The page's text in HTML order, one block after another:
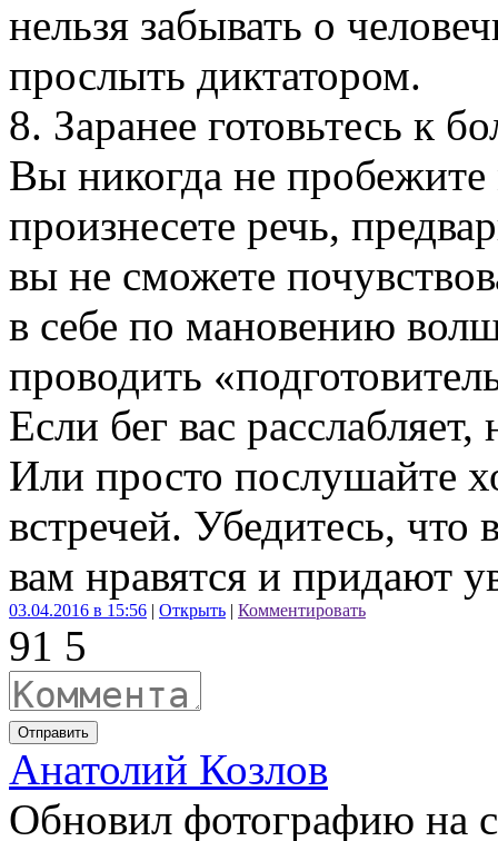
нельзя забывать о
прослыть диктатором.
8. Заранее готовьтесь к
Вы никогда не
произнесете речь,
вы не сможете
в себе по мановению
проводить
Если бег вас
Или просто послушайте
встречей. Убедитесь, что
вам нравятся и придают
03.04.2016 в 15:56 | Открыть | Комментировать
91 5
Отправить
Анатолий Козлов
Обновил фотографию на